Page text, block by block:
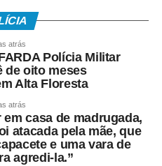
atrás
Polícia Militar
de oito meses
Alta Floresta
atrás
casa de madrugada,
atacada pela mãe, que
e uma vara de
agredi-la.”